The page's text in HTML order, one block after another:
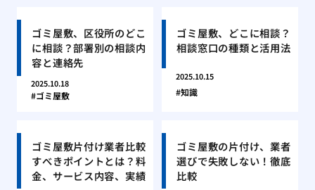
ゴミ屋敷、区役所のどこ
に相談？部署別の相談内
容と連絡先
2025.10.18
ゴミ屋敷
ゴミ屋敷、どこに相談？
相談窓口の種類と活用法
2025.10.15
知識
ゴミ屋敷片付け業者比較
すべきポイントとは？料
金、サービス内容、実績
ゴミ屋敷の片付け、業者
選びで失敗しない！徹底
比較